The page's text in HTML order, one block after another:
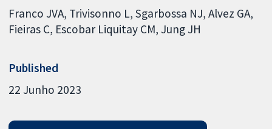
Franco JVA Trivisonno L Sgarbossa NJ Alvez GA
Fieiras C Escobar Liquitay CM Jung JH
Published
22 Junho 2023